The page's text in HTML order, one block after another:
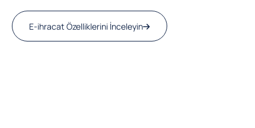
E-ihracat Özelliklerini İnceleyin